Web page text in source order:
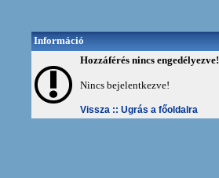
Információ
Hozzáférés nincs engedélyezve!
Nincs bejelentkezve!
Vissza :: Ugrás a főoldalra